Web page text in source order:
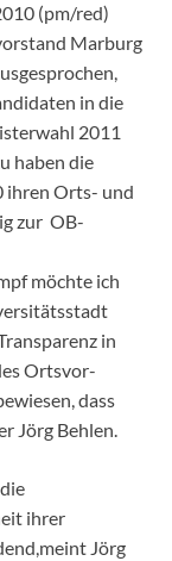
(pm/red)
Marburg
in die
2011
haben die
ihren Orts- und
zur OB-
möchte ich
in
Ortsvor-
dass
Jörg Behlen.
ihrer
Jörg